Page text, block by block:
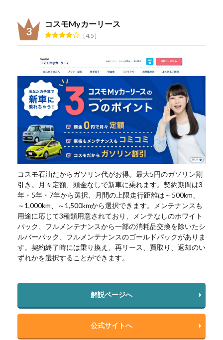
コスモMyカーリース
4.5
コスモ石油だからガソリン代がお得。最大5円のガソリン割
引き。月々定額、頭金なしで新車に乗れます。契約期間は3
年・5年・7年から選択、月間の上限走行距離は～500km、
～1,000km、～1,500kmから選択できます。メンテナンスも
用途に応じて3種類用意されており、メンテなしのホワイト
パック、フルメンテナンスから一部の消耗品交換を除いたシ
ルバーパック、フルメンテナンスのゴールドパックがありま
す。契約終了時には乗り換え、再リース、買取り、返却のい
ずれかを選択することができます。
解説ページへ
公式サイトへ